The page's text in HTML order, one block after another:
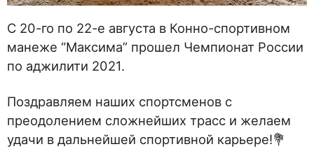
С 20-го по 22-е августа в Конно-спортивном
манеже “Максима” прошел Чемпионат России
по аджилити 2021.
Поздравляем наших спортсменов с
преодолением сложнейших трасс и желаем
удачи в дальнейшей спортивной карьере!💐